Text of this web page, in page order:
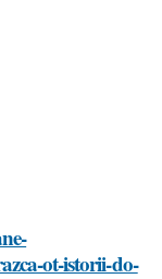
ot-istorii-do-